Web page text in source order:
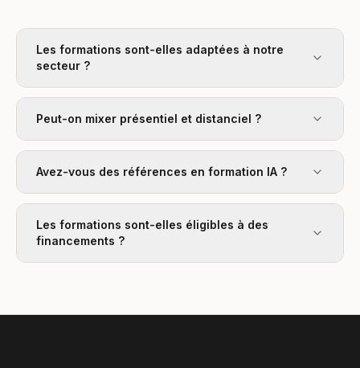
Les formations sont-elles adaptées à notre
secteur ?
Peut-on mixer présentiel et distanciel ?
Avez-vous des références en formation IA ?
Les formations sont-elles éligibles à des
financements ?